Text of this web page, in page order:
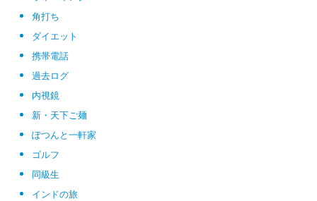
角打ち
ダイエット
携帯電話
過去ログ
内視鏡
新・天下ご麺
ぽつんと一軒家
ゴルフ
同級生
インドの旅